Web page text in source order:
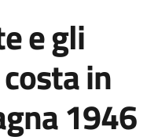
e gli
in
1946